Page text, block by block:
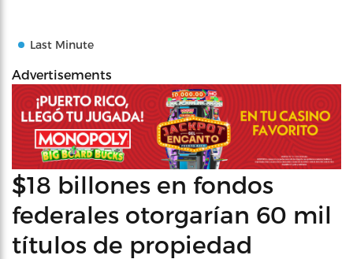
Last Minute
Advertisements
$18 billones en fondos
federales otorgarían 60 mil
títulos de propiedad